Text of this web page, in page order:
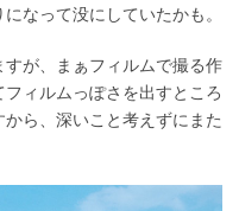
なって没にしていたかも。
が、まぁフィルムで撮る作
ィルムっぽさを出すところ
ら、深いこと考えずにまた